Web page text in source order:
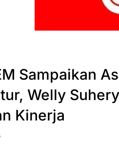
Sampaikan
Welly
Kinerja